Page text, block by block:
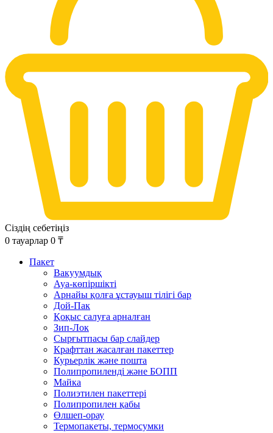
Сіздің себетіңіз
0 тауарлар 0 ₸
Пакет
Вакуумдық
Ауа-көпіршікті
Арнайы қолға ұстауыш тілігі бар
Дой-Пак
Қоқыс салуға арналған
Зип-Лок
Сырғытпасы бар слайдер
Крафттан жасалған пакеттер
Курьерлік және пошта
Полипропиленді және БОПП
Майка
Полиэтилен пакеттері
Полипропилен қабы
Өлшеп-орау
Термопакеты, термосумки